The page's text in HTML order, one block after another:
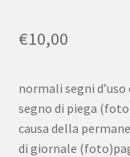
€10,00
normali segni
segno di piega
causa della
di giornale